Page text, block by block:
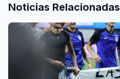
Noticias Relacionadas